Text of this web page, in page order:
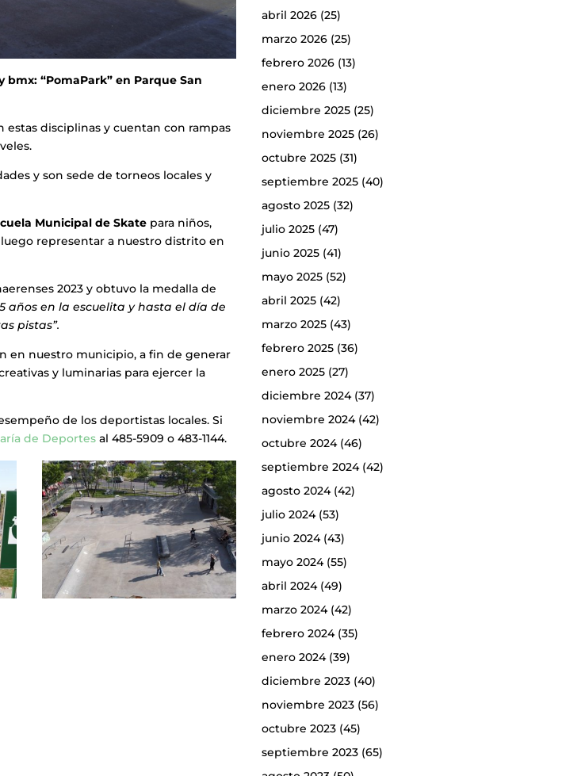
“PomaPark” en Parque San
disciplinas y cuentan con rampas
y son sede de torneos locales y
Municipal de Skate para niños,
representar a nuestro distrito en
2023 y obtuvo la medalla de
años en la escuelita y hasta el día de
pistas”.
en nuestro municipio, a fin de generar
y luminarias para ejercer la
de los deportistas locales. Si
de Deportes al 485-5909 o 483-1144.
abril 2026(25)
marzo 2026(25)
febrero 2026(13)
enero 2026(13)
diciembre 2025(25)
noviembre 2025(26)
octubre 2025(31)
septiembre 2025(40)
agosto 2025(32)
julio 2025(47)
junio 2025(41)
mayo 2025(52)
abril 2025(42)
marzo 2025(43)
febrero 2025(36)
enero 2025(27)
diciembre 2024(37)
noviembre 2024(42)
octubre 2024(46)
septiembre 2024(42)
agosto 2024(42)
julio 2024(53)
junio 2024(43)
mayo 2024(55)
abril 2024(49)
marzo 2024(42)
febrero 2024(35)
enero 2024(39)
diciembre 2023(40)
noviembre 2023(56)
octubre 2023(45)
septiembre 2023(65)